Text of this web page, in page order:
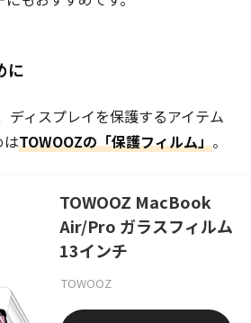
に
ディスプレイを保護するアイテム
はTOWOOZの「保護フィルム」。
TOWOOZ MacBook
Air/Pro ガラスフィルム
13インチ
TOWOOZ